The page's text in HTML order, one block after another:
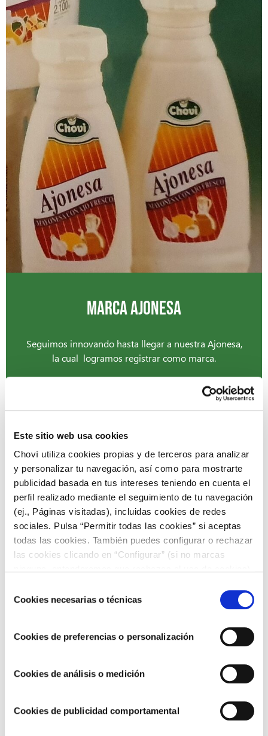
Este sitio web usa cookies
Choví utiliza cookies propias y de terceros para analizar
y personalizar tu navegación, así como para mostrarte
publicidad basada en tus intereses teniendo en cuenta el
perfil realizado mediante el seguimiento de tu navegación
(ej., Páginas visitadas), incluidas cookies de redes
sociales. Pulsa “Permitir todas las cookies” si aceptas
todas las cookies. También puedes configurar o rechazar
las cookies clicando en “Configurar” (si no marcas
COOKIES.
deCookies necesarias o técnicas
Cookies de preferencias o personalización
Cookies de análisis o medición
Cookies de publicidad comportamental
MARCA AJONESA
Seguimos innovando hasta llegar a nuestra Ajonesa,
la cual logramos registrar como marca.
1997
-
PRIMER MORTERO
el cual nos representa y crea una imagen de marca
sólida.
1998